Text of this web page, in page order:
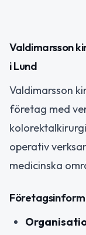
Valdimarsson
i Lund
Valdimarsson
företag med
operativ
medicinska